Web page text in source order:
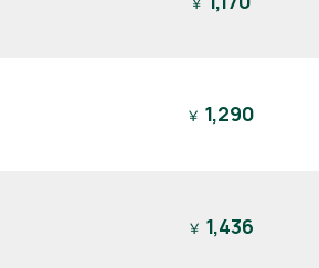
￥ 1,290
￥ 1,436